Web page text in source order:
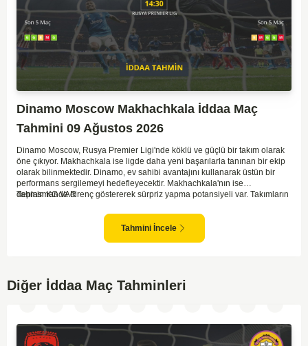
Dinamo Moscow Makhachkala İddaa Maç
Tahmini 09 Ağustos 2026
Dinamo Moscow, Rusya Premier Ligi'nde köklü ve güçlü bir takım olarak
öne çıkıyor. Makhachkala ise ligde daha yeni başarılarla tanınan bir ekip
olarak bilinmektedir. Dinamo, ev sahibi avantajını kullanarak üstün bir
performans sergilemeyi hedefleyecektir. Makhachkala'nın ise
deplasmanda direnç göstererek sürpriz yapma potansiyeli var. Takımların
karşılıklı goller izleyebileceğimiz bir mücadele olası görünüyor. Taktiksel
açıdan dengeli bir maç olması beklenirken, seyir zevki yüksek bir
karşılaşma bizleri bekliyor.
Tahmin KG VAR
Tahmini İncele
Diğer İddaa Maç Tahminleri